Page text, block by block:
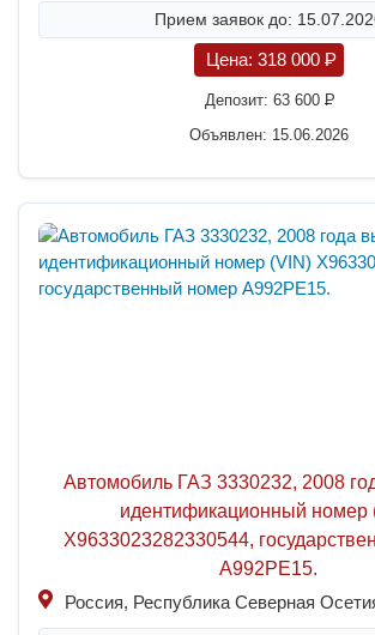
Прием заявок до:
Цена: 318 000 P
Депозит: 63 600P
Объявлен: 15.06.2026
Автомобиль ГАЗ 3330232, 2008
идентификационный номер
X9633023282330544,
А992РЕ15.
Россия, Республика Северная